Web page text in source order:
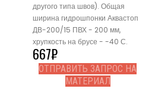
другого типа швов). Общая
ширина гидрошпонки Аквастоп
ДВ-200/15 ПВХ - 200 мм,
хрупкость на брусе - -40 С.
667₽
ОТПРАВИТЬ ЗАПРОС НА
МАТЕРИАЛ